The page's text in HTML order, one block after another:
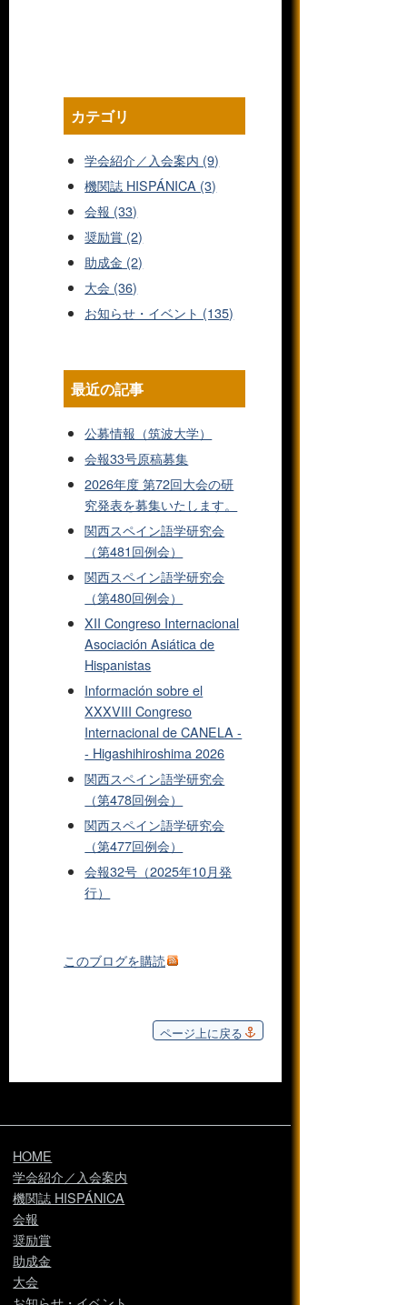
カテゴリ
学会紹介／入会案内 (9)
機関誌 HISPÁNICA (3)
会報 (33)
奨励賞 (2)
助成金 (2)
大会 (36)
お知らせ・イベント (135)
最近の記事
公募情報（筑波大学）
会報33号原稿募集
2026年度 第72回大会の研
究発表を募集いたします。
関西スペイン語学研究会
（第481回例会）
関西スペイン語学研究会
（第480回例会）
XII Congreso Internacional
Asociación Asiática de
Hispanistas
Información sobre el
XXXVIII Congreso
Internacional de CANELA -
- Higashihiroshima 2026
関西スペイン語学研究会
（第478回例会）
関西スペイン語学研究会
（第477回例会）
会報32号（2025年10月発
行）
このブログを購読
ページ上に戻る
HOME
学会紹介／入会案内
機関誌 HISPÁNICA
会報
奨励賞
助成金
大会